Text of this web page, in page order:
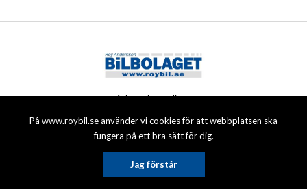
På www.roybil.se använder vi cookies för att webbplatsen ska
fungera på ett bra sätt för dig.
Jag förstår
© 2026 Roy Andersson Bilbolaget AB. All rights reserved.
Vår integritetspolicy